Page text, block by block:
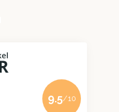
9.5/10